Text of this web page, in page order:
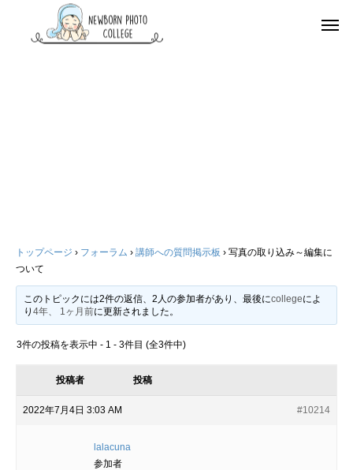
トップページ › フォーラム › 講師への質問掲示板 › 写真の取り込み～編集に
ついて
このトピックには2件の返信、2人の参加者があり、最後にcollegeによ
り4年、 1ヶ月前に更新されました。
3件の投稿を表示中 - 1 - 3件目 (全3件中)
投稿者 投稿
2022年7月4日 3:03 AM #10214
lalacuna
参加者